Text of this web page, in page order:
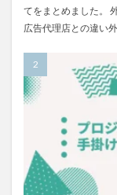
てをまとめました。
広告代理店との違い